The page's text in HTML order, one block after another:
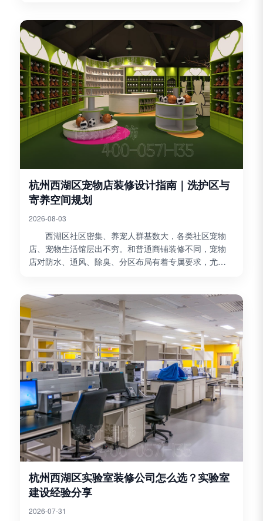
杭州西湖区宠物店装修设计指南｜洗护区与
寄养空间规划
2026-08-03
西湖区社区密集、养宠人群基数大，各类社区宠物
店、宠物生活馆层出不穷。和普通商铺装修不同，宠物
店对防水、通风、除臭、分区布局有着专属要求，尤其
杭州西湖区实验室装修公司怎么选？实验室
建设经验分享
2026-07-31